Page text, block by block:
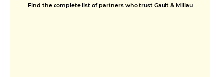
Find the complete list of partners who trust Gault & Millau